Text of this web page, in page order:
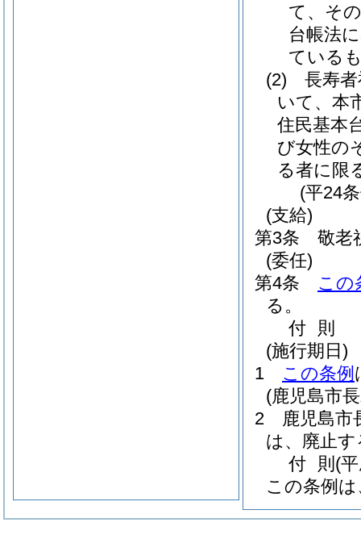
て、そ
台帳法
ている
(2)
長寿
いて、本
住民基本
び女性の
る者に限
(平24
(支給)
第3条
敬老
(委任)
第4条
この
る。
付 則
(施行期日)
1
この条例
(鹿児島市
2
鹿児島市
は、廃止す
付 則 (
この条例